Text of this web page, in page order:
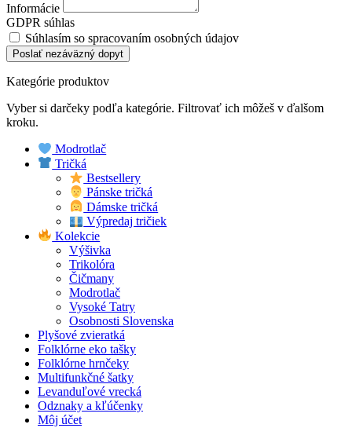
Informácie
GDPR súhlas
Súhlasím so spracovaním osobných údajov
Poslať nezáväzný dopyt
Kategórie produktov
Vyber si darčeky podľa kategórie. Filtrovať ich môžeš v ďalšom
kroku.
Modrotlač
Tričká
Bestsellery
Pánske tričká
Dámske tričká
Výpredaj tričiek
Kolekcie
Výšivka
Trikolóra
Čičmany
Modrotlač
Vysoké Tatry
Osobnosti Slovenska
Plyšové zvieratká
Folklórne eko tašky
Folklórne hrnčeky
Multifunkčné šatky
Levanduľové vrecká
Odznaky a kľúčenky
Môj účet